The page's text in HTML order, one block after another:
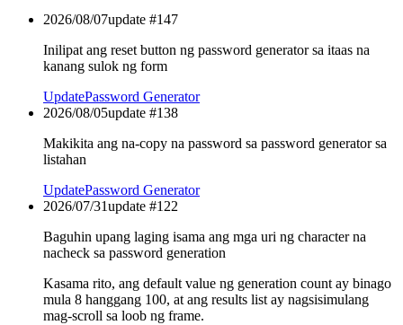
2026/08/07update #147
Inilipat ang reset button ng password generator sa itaas na
kanang sulok ng form
UpdatePassword Generator
2026/08/05update #138
Makikita ang na-copy na password sa password generator sa
listahan
UpdatePassword Generator
2026/07/31update #122
Baguhin upang laging isama ang mga uri ng character na
nacheck sa password generation
Kasama rito, ang default value ng generation count ay binago
mula 8 hanggang 100, at ang results list ay nagsisimulang
mag-scroll sa loob ng frame.